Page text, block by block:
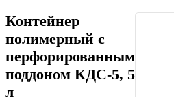
Контейнер
полимерный с
перфорированным
поддоном КДС-5, 5
л